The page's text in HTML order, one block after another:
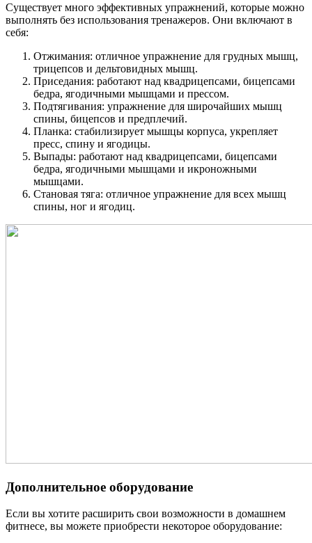
Существует много эффективных упражнений, которые можно
выполнять без использования тренажеров. Они включают в
себя:
Отжимания: отличное упражнение для грудных мышц,
трицепсов и дельтовидных мышц.
Приседания: работают над квадрицепсами, бицепсами
бедра, ягодичными мышцами и прессом.
Подтягивания: упражнение для широчайших мышц
спины, бицепсов и предплечий.
Планка: стабилизирует мышцы корпуса, укрепляет
пресс, спину и ягодицы.
Выпады: работают над квадрицепсами, бицепсами
бедра, ягодичными мышцами и икроножными
мышцами.
Становая тяга: отличное упражнение для всех мышц
спины, ног и ягодиц.
Дополнительное оборудование
Если вы хотите расширить свои возможности в домашнем
фитнесе, вы можете приобрести некоторое оборудование: